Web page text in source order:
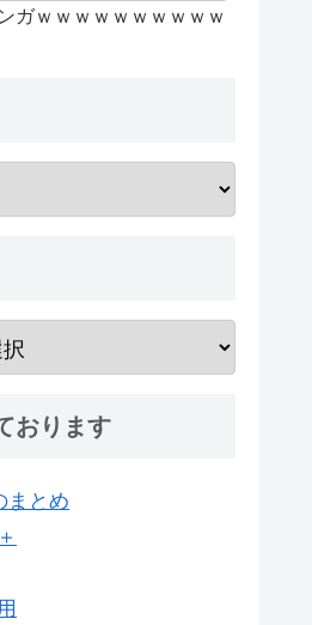
ガｗｗｗｗｗｗｗｗｗｗ
おります
まとめ